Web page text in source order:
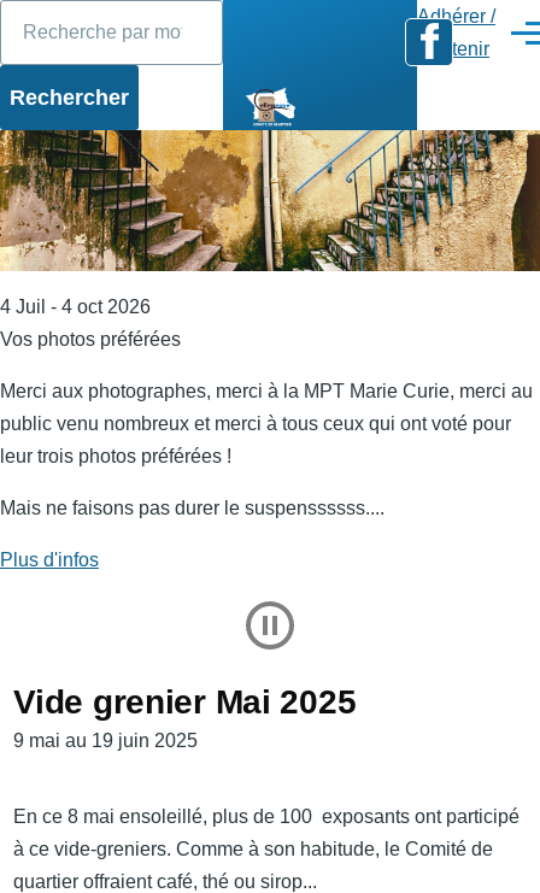
Adhérer /
Soutenir
Diaporama
4 Juil - 4 oct 2026
Vos photos préférées
Merci aux photographes, merci à la MPT Marie Curie, merci au
public venu nombreux et merci à tous ceux qui ont voté pour
leur trois photos préférées !
Mais ne faisons pas durer le suspenssssss....
Plus d'infos
Play and Stop Slideshow
Vide grenier Mai 2025
9 mai au 19 juin 2025
En ce 8 mai ensoleillé, plus de 100 exposants ont participé
à ce vide-greniers. Comme à son habitude, le Comité de
quartier offraient café, thé ou sirop...